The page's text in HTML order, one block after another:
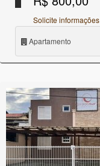
Solicite informações
Apartamento